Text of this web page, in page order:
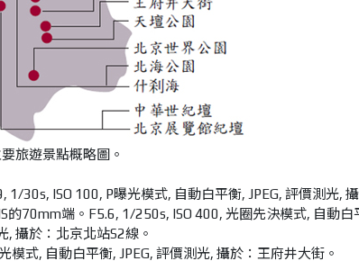
旅遊景點概略圖。
式, 自動白平衡, JPEG, 評價測光, 攝於：王府井大街。